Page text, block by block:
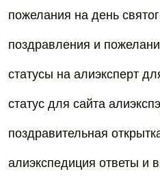
пожелания на день
поздравления и
статусы на алиэксперт
статус для сайта
поздравительная
алиэкспедиция ответы и